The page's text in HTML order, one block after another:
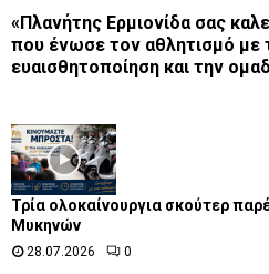
«Πλανήτης Ερμιονίδα σας
που ένωσε τον αθλητισμό με
ευαισθητοποίηση και την
Τρία ολοκαίνουργια σκούτερ
Μυκηνών
28.07.2026 0